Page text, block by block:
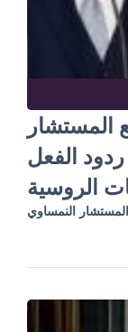
المستشار
الفعل
الروسية
النمساوي